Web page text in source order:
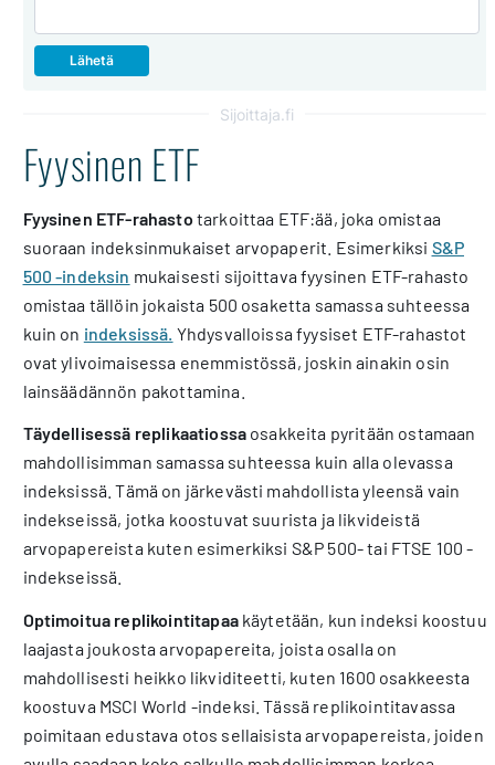
Sijoittaja.fi
Fyysinen ETF
Fyysinen ETF-rahasto tarkoittaa ETF:ää, joka omistaa
suoraan indeksinmukaiset arvopaperit. Esimerkiksi S&P
500 -indeksin mukaisesti sijoittava fyysinen ETF-rahasto
omistaa tällöin jokaista 500 osaketta samassa suhteessa
kuin on indeksissä. ­Yhdysvalloissa fyysiset ETF-rahastot
ovat ylivoimaisessa enemmistössä, joskin ainakin osin
lainsäädännön pakottamina.
Täydellisessä replikaatiossaosakkeita pyritään ostamaan
mahdollisimman samassa suhteessa kuin alla olevassa
indeksissä. Tämä on järkevästi mahdollista yleensä vain
indekseissä, jotka koostuvat suurista ja likvideistä
arvopapereista kuten esimerkiksi S&P 500- tai FTSE 100 -
indekseissä.
Optimoitua replikointitapaakäytetään, kun indeksi koostuu
laajasta joukosta arvopapereita, joista osalla on
mahdollisesti heikko likviditeetti, kuten 1600 osakkeesta
koostuva MSCI World -indeksi. Tässä replikointitavassa
poimitaan edustava otos sellaisista arvopapereista, joiden